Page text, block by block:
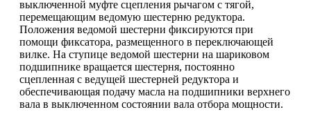
выключенной муфте сцепления рычагом с тягой,
перемещающим ведомую шестерню редуктора.
Положения ведомой шестерни фиксируются при
помощи фиксатора, размещенного в переключающей
вилке. На ступице ведомой шестерни на шариковом
подшипнике вращается шестерня, постоянно
сцепленная с ведущей шестерней редуктора и
обеспечивающая подачу масла на подшипники верхнего
вала в выключенном состоянии вала отбора мощности.